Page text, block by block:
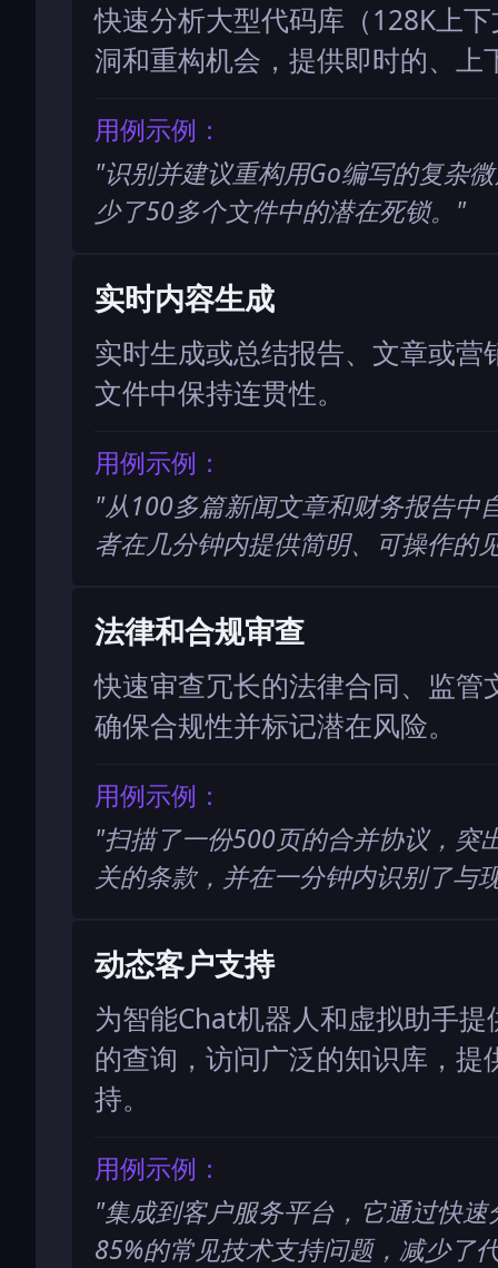
快速分析大型代码库（128K上
洞和重构机会，提供即时的、上
用例示例：
"识别并建议重构用Go编写的复杂
少了50多个文件中的潜在死锁。 "
实时内容生成
实时生成或总结报告、文章或
文件中保持连贯性。
用例示例：
"从100多篇新闻文章和财务报告中
者在几分钟内提供简明、可操作的
法律和合规审查
快速审查冗长的法律合同、监
确保合规性并标记潜在风险。
用例示例：
"扫描了一份500页的合并协议，突
关的条款，并在一分钟内识别了与
动态客户支持
为智能Chat机器人和虚拟助手
的查询，访问广泛的知识库，
持。
用例示例：
"集成到客户服务平台，它通过快
85%的常见技术支持问题，减少了